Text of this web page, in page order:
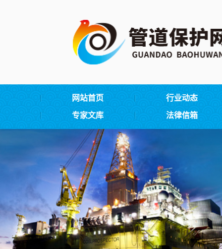
网站首页 行业动态
专家文库 法律信箱